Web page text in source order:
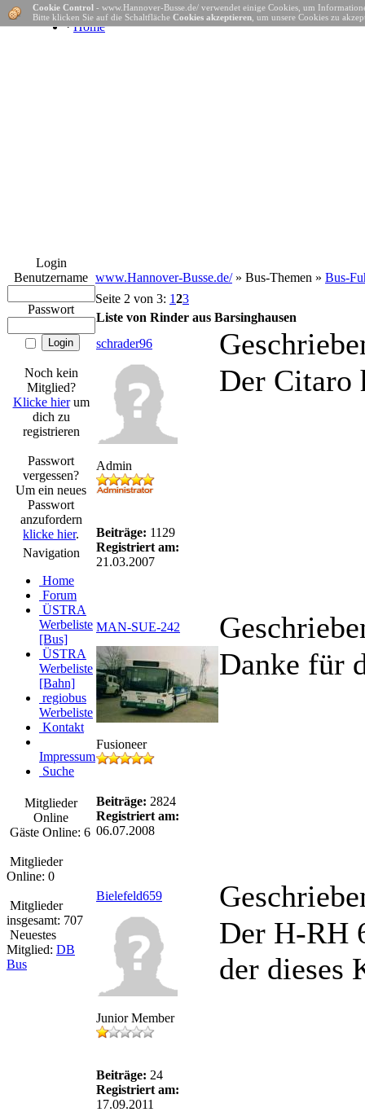
· Home
Login
Benutzername
Passwort
Noch kein
Mitglied?
Klicke hierum
dich zu
registrieren
Passwort
vergessen?
Um ein neues
Passwort
anzufordern
klicke hier.
Navigation
Home
Forum
ÜSTRA
Werbeliste
[Bus]
ÜSTRA
Werbeliste
[Bahn]
regiobus
Werbeliste
Kontakt
Impressum
Suche
Mitglieder
Online
Gäste Online: 6
Mitglieder
Online: 0
Mitglieder
insgesamt: 707
Neuestes
Mitglied: DB
Bus
Cookie Control - www.Hannover-Busse.de/ verwendet einige Cookies, um
Bitte klicken Sie auf die Schaltfläche Cookies akzeptieren , um unsere Cookies zu
www.Hannover-Busse.de/» Bus-Themen » Bus-
Seite 2 von 3: 123
Liste von Rinder aus Barsinghausen
schrader96
Admin
Beiträge: 1129
Registriert am:
21.03.2007
Der Citaro
MAN-SUE-242
Fusioneer
Beiträge: 2824
Registriert am:
06.07.2008
Danke für
Bielefeld659
Junior Member
Beiträge: 24
Registriert am:
17.09.2011
Der H-RH
der dieses